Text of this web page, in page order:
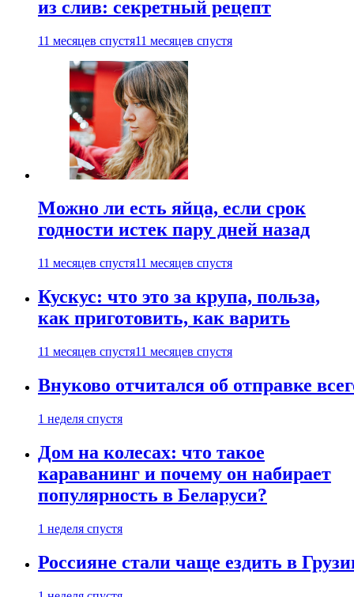
из слив: секретный рецепт
11 месяцев спустя11 месяцев спустя
Можно ли есть яйца, если срок
годности истек пару дней назад
11 месяцев спустя11 месяцев спустя
Кускус: что это за крупа, польза,
как приготовить, как варить
11 месяцев спустя11 месяцев спустя
Внуково отчитался об отправке
1 неделя спустя
Дом на колесах: что такое
караванинг и почему он набирает
популярность в Беларуси?
1 неделя спустя
Россияне стали чаще ездить в